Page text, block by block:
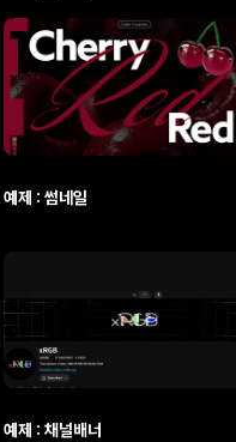
예제 : 썸네일
예제 : 채널배너